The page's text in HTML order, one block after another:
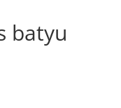
batyu